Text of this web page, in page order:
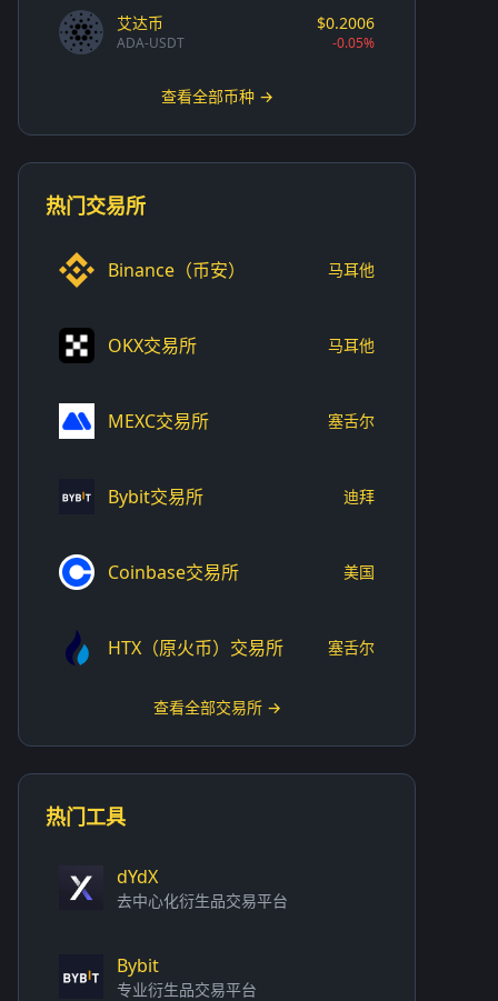
艾达币
ADA-USDT
$0.2006
-0.05%
查看全部币种 →
热门交易所
Binance（币安） 马耳他
OKX交易所 马耳他
MEXC交易所 塞舌尔
Bybit交易所 迪拜
Coinbase交易所 美国
HTX（原火币）交易所 塞舌尔
查看全部交易所 →
热门工具
dYdX
去中心化衍生品交易平台
Bybit
专业衍生品交易平台